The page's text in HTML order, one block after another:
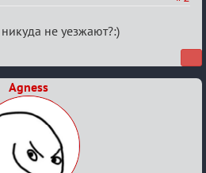
не уезжают?:)
Agness